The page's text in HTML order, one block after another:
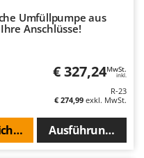
Umfüllpumpe aus
Anschlüsse!
€ 327,24MwSt.
inkl.
R-23
€ 274,99 exkl. MwSt.
Ausführungen(3)
Sie